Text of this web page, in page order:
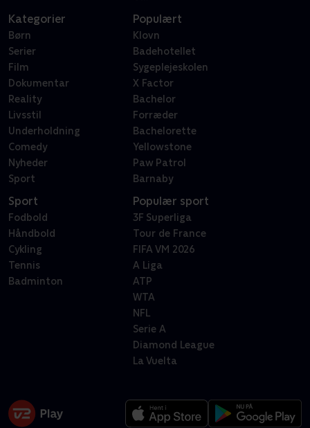
Kategorier
Børn
Serier
Film
Dokumentar
Reality
Livsstil
Underholdning
Comedy
Nyheder
Sport
Populært
Klovn
Badehotellet
Sygeplejeskolen
X Factor
Bachelor
Forræder
Bachelorette
Yellowstone
Paw Patrol
Barnaby
Sport
Fodbold
Håndbold
Cykling
Tennis
Badminton
Populær sport
3F Superliga
Tour de France
FIFA VM 2026
A Liga
ATP
WTA
NFL
Serie A
Diamond League
La Vuelta